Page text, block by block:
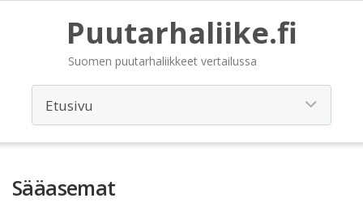
Puutarhaliike.fi
Suomen puutarhaliikkeet vertailussa
Sääasemat